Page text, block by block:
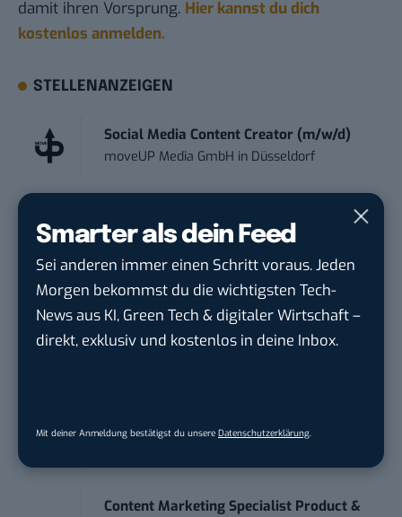
Smarter als dein Feed
Sei anderen immer einen Schritt voraus. Jeden
Morgen bekommst du die wichtigsten Tech-
News aus KI, Green Tech & digitaler Wirtschaft –
direkt, exklusiv und kostenlos in deine Inbox.
Mit deiner Anmeldung bestätigst du unsere Datenschutzerklärung
damit ihren Vorsprung. Hier kannst du dich
kostenlos anmelden.
STELLENANZEIGEN
Social Media Content Creator (m/w/d)
moveUP Media GmbH in Düsseldorf
touristische...
trendtours Holding GmbH in Eschborn
IT Sales & Online Marketing Manager
(m/w/...
Marketing /...
Content Marketing Specialist Product &